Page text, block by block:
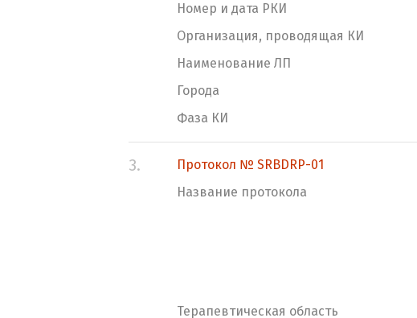
Номер и дата РКИ
Организация, проводящая КИ
Наименование ЛП
Города
Фаза КИ
3.
Протокол № SRBDRP-01
Название протокола
Терапевтическая область